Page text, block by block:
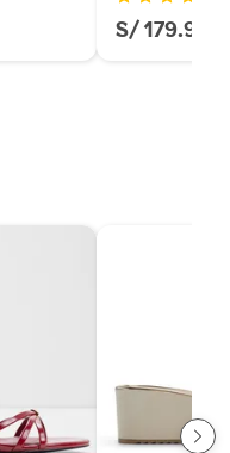
S/ 179.90